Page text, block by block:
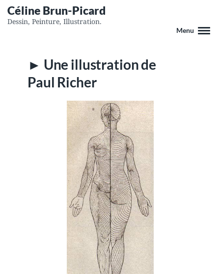
Céline Brun-Picard
Dessin, Peinture, Illustration.
Menu
► Une illustration de
Paul Richer